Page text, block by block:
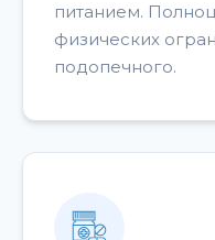
питанием.
физических
подопечного.